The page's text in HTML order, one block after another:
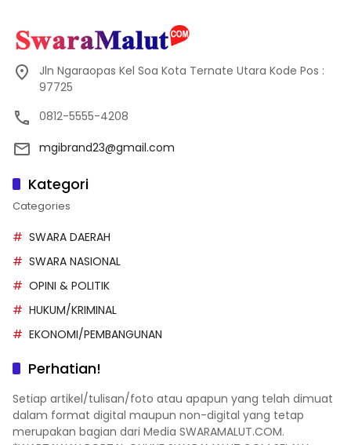
Jln Ngaraopas Kel Soa Kota Ternate Utara Kode Pos :
97725
0812-5555-4208
mgibrand23@gmail.com
Kategori
Categories
SWARA DAERAH
SWARA NASIONAL
OPINI & POLITIK
HUKUM/KRIMINAL
EKONOMI/PEMBANGUNAN
Perhatian!
Setiap artikel/tulisan/foto atau apapun yang telah dimuat
dalam format digital maupun non-digital yang tetap
merupakan bagian dari Media SWARAMALUT.COM.